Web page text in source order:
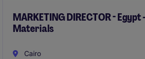
MARKETING DIRECTOR - Egypt
Materials
Cairo